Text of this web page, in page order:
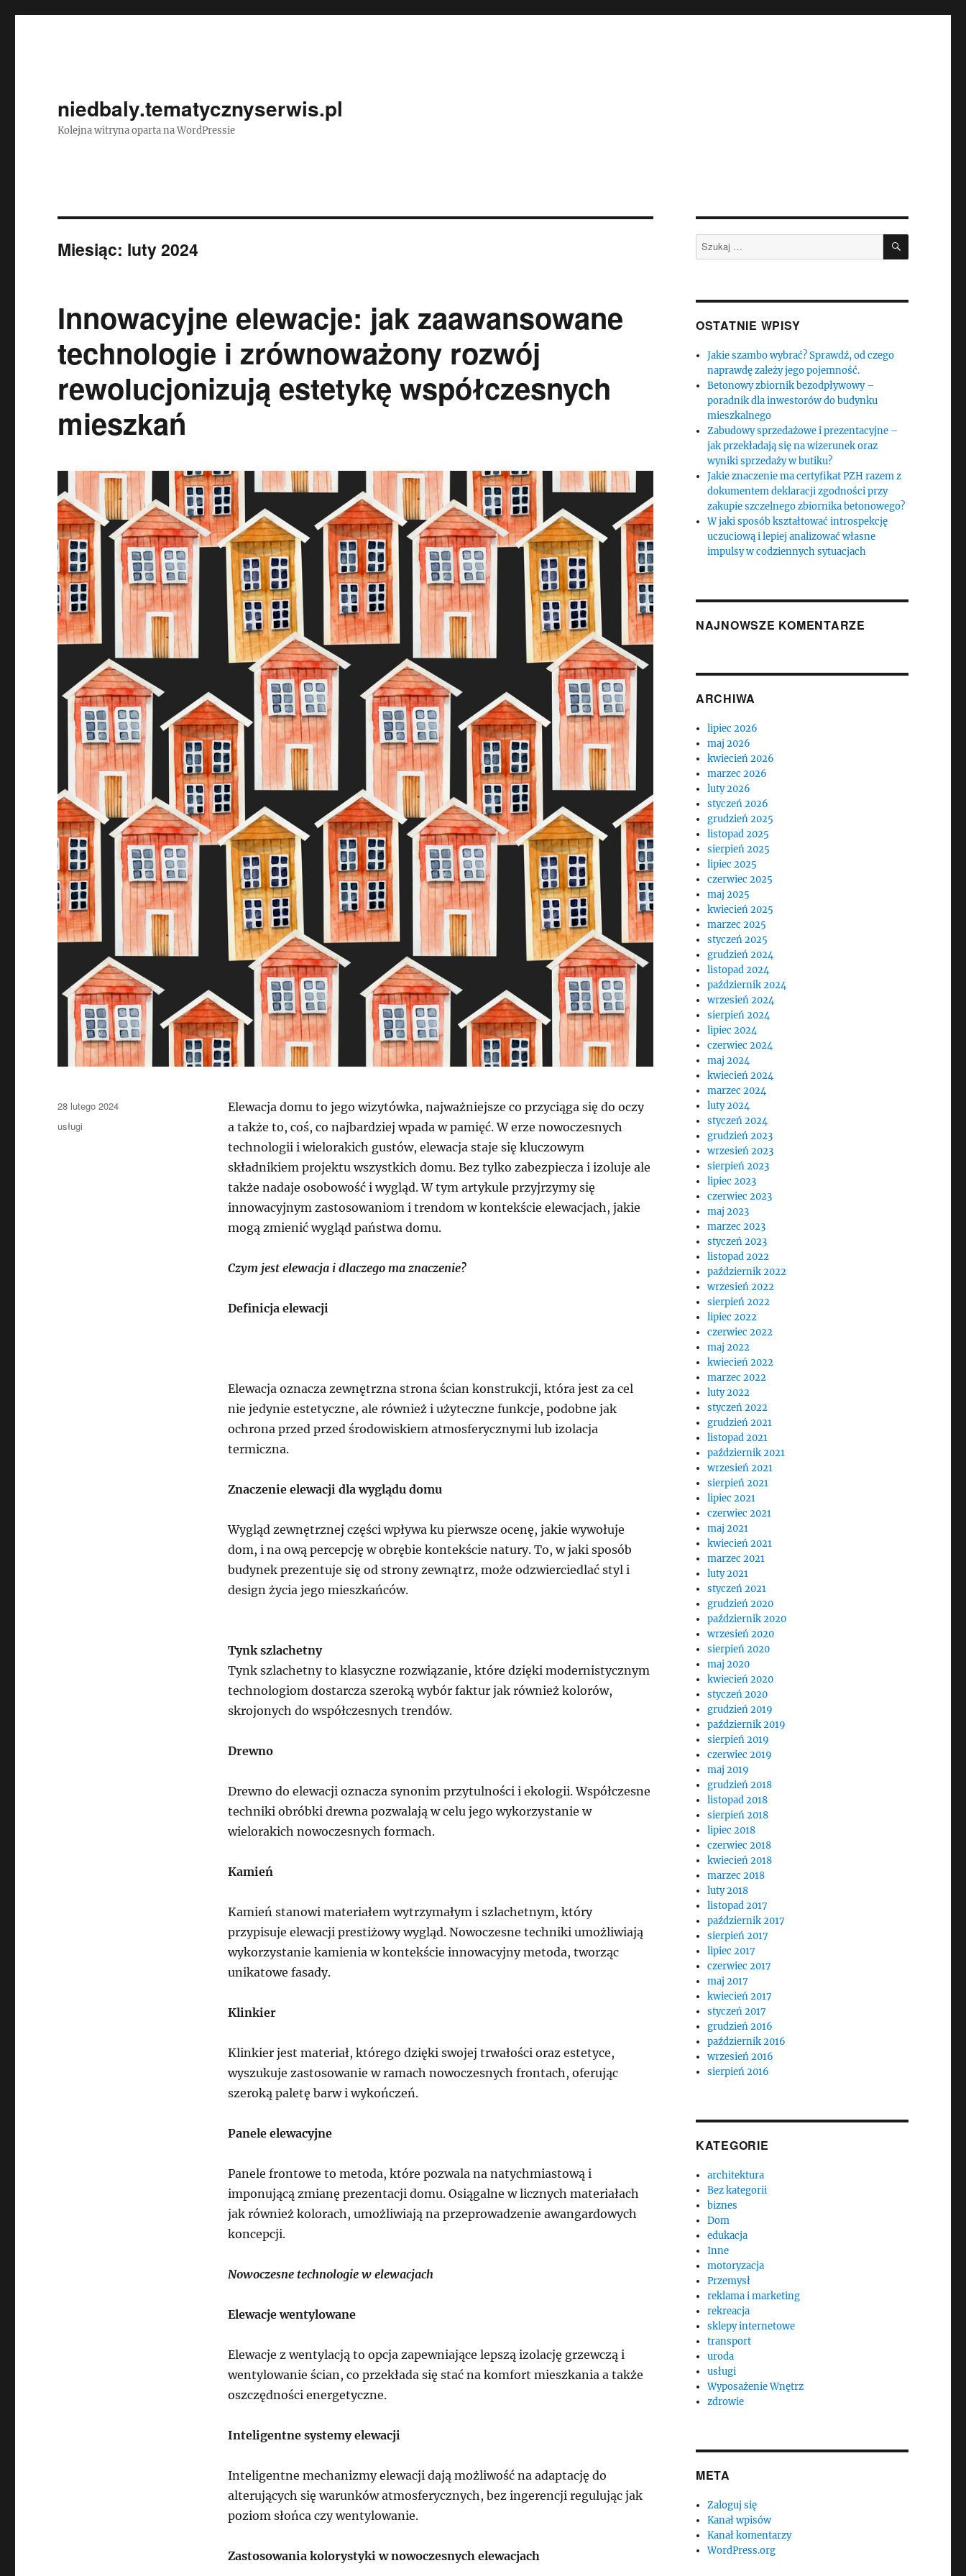
niedbaly.tematycznyserwis.pl
Kolejna witryna oparta na WordPressie
Miesiąc: luty 2024
Innowacyjne elewacje: jak zaawansowane
technologie i zrównoważony rozwój
rewolucjonizują estetykę współczesnych
mieszkań
Elewacja domu to jego wizytówka, najważniejsze co przyciąga się do oczy
a także to, coś, co najbardziej wpada w pamięć. W erze nowoczesnych
technologii i wielorakich gustów, elewacja staje się kluczowym
składnikiem projektu wszystkich domu. Bez tylko zabezpiecza i izoluje ale
także nadaje osobowość i wygląd. W tym artykule przyjrzymy się
innowacyjnym zastosowaniom i trendom w kontekście elewacjach, jakie
mogą zmienić wygląd państwa domu.
Czym jest elewacja i dlaczego ma znaczenie?
Definicja elewacji
Elewacja oznacza zewnętrzna strona ścian konstrukcji, która jest za cel
nie jedynie estetyczne, ale również i użyteczne funkcje, podobne jak
ochrona przed przed środowiskiem atmosferycznymi lub izolacja
termiczna.
Znaczenie elewacji dla wyglądu domu
Wygląd zewnętrznej części wpływa ku pierwsze ocenę, jakie wywołuje
dom, i na ową percepcję w obrębie kontekście natury. To, w jaki sposób
budynek prezentuje się od strony zewnątrz, może odzwierciedlać styl i
design życia jego mieszkańców.
Tynk szlachetny
Tynk szlachetny to klasyczne rozwiązanie, które dzięki modernistycznym
technologiom dostarcza szeroką wybór faktur jak również kolorów,
skrojonych do współczesnych trendów.
Drewno
Drewno do elewacji oznacza synonim przytulności i ekologii. Współczesne
techniki obróbki drewna pozwalają w celu jego wykorzystanie w
wielorakich nowoczesnych formach.
Kamień
Kamień stanowi materiałem wytrzymałym i szlachetnym, który
przypisuje elewacji prestiżowy wygląd. Nowoczesne techniki umożliwiają
wykorzystanie kamienia w kontekście innowacyjny metoda, tworząc
unikatowe fasady.
Klinkier
Klinkier jest materiał, którego dzięki swojej trwałości oraz estetyce,
wyszukuje zastosowanie w ramach nowoczesnych frontach, oferując
szeroką paletę barw i wykończeń.
Panele elewacyjne
Panele frontowe to metoda, które pozwala na natychmiastową i
imponującą zmianę prezentacji domu. Osiągalne w licznych materiałach
jak również kolorach, umożliwiają na przeprowadzenie awangardowych
koncepcji.
Nowoczesne technologie w elewacjach
Elewacje wentylowane
Elewacje z wentylacją to opcja zapewniające lepszą izolację grzewczą i
wentylowanie ścian, co przekłada się stać na komfort mieszkania a także
oszczędności energetyczne.
Inteligentne systemy elewacji
Inteligentne mechanizmy elewacji dają możliwość na adaptację do
alterujących się warunków atmosferycznych, bez ingerencji regulując jak
poziom słońca czy wentylowanie.
Zastosowania kolorystyki w nowoczesnych elewacjach
Data
publikacji
28 lutego 2024
Kategorie
usługi
Szukaj: SZUKAJ
OSTATNIE WPISY
Jakie szambo wybrać? Sprawdź, od czego
naprawdę zależy jego pojemność.
Betonowy zbiornik bezodpływowy –
poradnik dla inwestorów do budynku
mieszkalnego
Zabudowy sprzedażowe i prezentacyjne –
jak przekładają się na wizerunek oraz
wyniki sprzedaży w butiku?
Jakie znaczenie ma certyfikat PZH razem z
dokumentem deklaracji zgodności przy
zakupie szczelnego zbiornika betonowego?
W jaki sposób kształtować introspekcję
uczuciową i lepiej analizować własne
impulsy w codziennych sytuacjach
NAJNOWSZE KOMENTARZE
ARCHIWA
lipiec 2026
maj 2026
kwiecień 2026
marzec 2026
luty 2026
styczeń 2026
grudzień 2025
listopad 2025
sierpień 2025
lipiec 2025
czerwiec 2025
maj 2025
kwiecień 2025
marzec 2025
styczeń 2025
grudzień 2024
listopad 2024
październik 2024
wrzesień 2024
sierpień 2024
lipiec 2024
czerwiec 2024
maj 2024
kwiecień 2024
marzec 2024
luty 2024
styczeń 2024
grudzień 2023
wrzesień 2023
sierpień 2023
lipiec 2023
czerwiec 2023
maj 2023
marzec 2023
styczeń 2023
listopad 2022
październik 2022
wrzesień 2022
sierpień 2022
lipiec 2022
czerwiec 2022
maj 2022
kwiecień 2022
marzec 2022
luty 2022
styczeń 2022
grudzień 2021
listopad 2021
październik 2021
wrzesień 2021
sierpień 2021
lipiec 2021
czerwiec 2021
maj 2021
kwiecień 2021
marzec 2021
luty 2021
styczeń 2021
grudzień 2020
październik 2020
wrzesień 2020
sierpień 2020
maj 2020
kwiecień 2020
styczeń 2020
grudzień 2019
październik 2019
sierpień 2019
czerwiec 2019
maj 2019
grudzień 2018
listopad 2018
sierpień 2018
lipiec 2018
czerwiec 2018
kwiecień 2018
marzec 2018
luty 2018
listopad 2017
październik 2017
sierpień 2017
lipiec 2017
czerwiec 2017
maj 2017
kwiecień 2017
styczeń 2017
grudzień 2016
październik 2016
wrzesień 2016
sierpień 2016
KATEGORIE
architektura
Bez kategorii
biznes
Dom
edukacja
Inne
motoryzacja
Przemysł
reklama i marketing
rekreacja
sklepy internetowe
transport
uroda
usługi
Wyposażenie Wnętrz
zdrowie
META
Zaloguj się
Kanał wpisów
Kanał komentarzy
WordPress.org